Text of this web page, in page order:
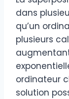
dans
qu’un
plusieurs
ordinateur
solution